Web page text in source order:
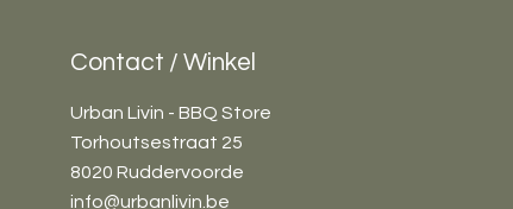
Contact / Winkel
Urban Livin - BBQ Store
Torhoutsestraat 25
8020 Ruddervoorde
info@urbanlivin.be